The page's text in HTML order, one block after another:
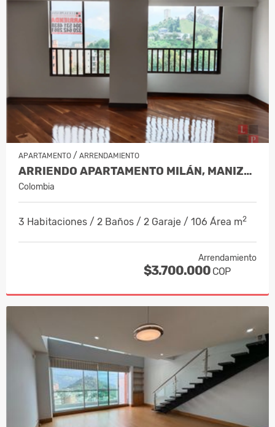
APARTAMENTO / ARRENDAMIENTO
ARRIENDO APARTAMENTO MILÁN, MANIZAL…
Colombia
3 Habitaciones / 2 Baños / 2 Garaje / 106 Área m2
Arrendamiento
$3.700.000 COP